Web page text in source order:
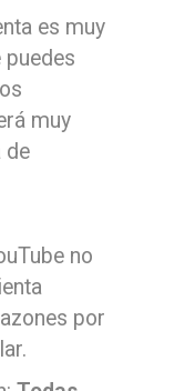
es muy
puedes
muy
de
no
por